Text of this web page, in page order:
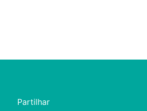
Partilhar